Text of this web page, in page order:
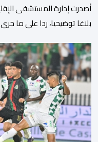
أصدرت إدارة المستشفى
بلاغا توضيحيا، ردا على ما
مولودها أمام الباب
التكفل بها. وأكدت إدارة
مصلحة الولادة، حيث تم